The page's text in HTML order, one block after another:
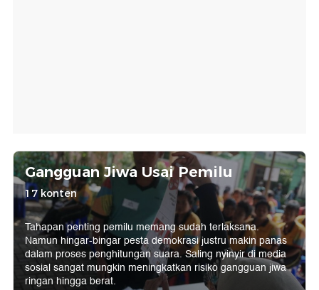
Gangguan Jiwa Usai Pemilu
17 konten
Tahapan penting pemilu memang sudah terlaksana.
Namun hingar-bingar pesta demokrasi justru makin panas
dalam proses penghitungan suara. Saling nyinyir di media
sosial sangat mungkin meningkatkan risiko gangguan jiwa
ringan hingga berat.